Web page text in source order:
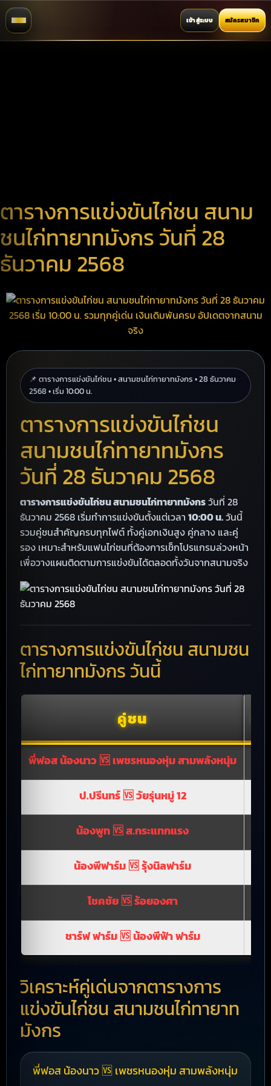
เข้าสู่ระบบ สมัครสมาชิก
ตารางการแข่งขันไก่ชน สนาม
ชนไก่ทายาทมังกร วันที่ 28
ธันวาคม 2568
📌 ตารางการแข่งขันไก่ชน • สนามชนไก่ทายาทมังกร • 28 ธันวาคม
2568 • เริ่ม 10:00 น.
ตารางการแข่งขันไก่ชน
สนามชนไก่ทายาทมังกร
วันที่ 28 ธันวาคม 2568
ตารางการแข่งขันไก่ชน สนามชนไก่ทายาทมังกรวันที่ 28
ธันวาคม 2568 เริ่มทำการแข่งขันตั้งแต่เวลา 10:00 น.วันนี้
รวมคู่ชนสำคัญครบทุกไฟต์ ทั้งคู่เอกเงินสูง คู่กลาง และคู่
รอง เหมาะสำหรับแฟนไก่ชนที่ต้องการเช็กโปรแกรมล่วงหน้า
เพื่อวางแผนติดตามการแข่งขันได้ตลอดทั้งวันจากสนามจริง
ตารางการแข่งขันไก่ชน สนามชน
ไก่ทายาทมังกร วันนี้
คู่ชน
พี่ฟอส น้องนาว 🆚 เพชรหนองหุ่ม สามพลังหนุ่ม
ป.ปรีนทร์ 🆚 วัยรุ่นหมู่ 12
น้องพูท 🆚 ส.กระแทกแรง
น้องพีฟาร์ม 🆚 รุ้งนิลฟาร์ม
โชคชัย 🆚 ร้อยองศา
ชาร์ฟ ฟาร์ม 🆚 น้องพีฟ้า ฟาร์ม
วิเคราะห์คู่เด่นจากตารางการ
แข่งขันไก่ชน สนามชนไก่ทายาท
มังกร
พี่ฟอส น้องนาว 🆚 เพชรหนองหุ่ม สามพลังหนุ่ม